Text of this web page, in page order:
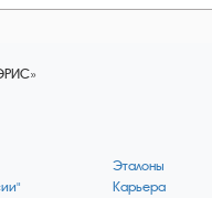
Эталоны
Карьера